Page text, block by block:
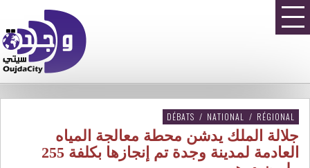
DÉBATS / NATIONAL / RÉGIONAL
جلالة الملك يدشن محطة معالجة المياه
العادمة لمدينة وجدة تم إنجازها بكلفة 255